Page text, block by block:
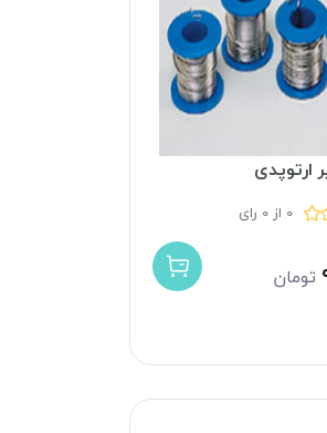
ارتوپدی
0 از 0 رای
تومان